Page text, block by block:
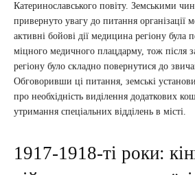
Катеринославського повіту. Земськими
привернуто увагу до питання організації
активні бойові дії медицина регіону була
міцного медичного плацдарму, тож після
регіону було складно повернутися до
Обговоривши ці питання, земські
про необхідність виділення додаткових
утримання спеціальних відділень в місті.
1917-1918-ті роки: